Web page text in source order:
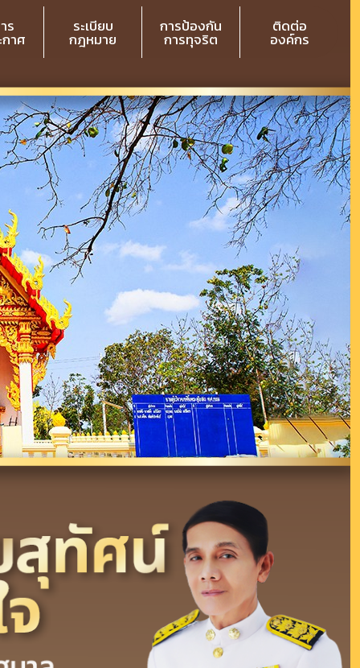
ร
กาศ
ระเบียบ
กฎหมาย
การป้องกัน
การทุจริต
ติดต่อ
องค์กร